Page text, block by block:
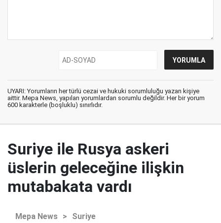
UYARI: Yorumların her türlü cezai ve hukuki sorumluluğu yazan kişiye
aittir. Mepa News, yapılan yorumlardan sorumlu değildir. Her bir yorum
600 karakterle (boşluklu) sınırlıdır.
Suriye ile Rusya askeri
üslerin geleceğine ilişkin
mutabakata vardı
Mepa News > Suriye